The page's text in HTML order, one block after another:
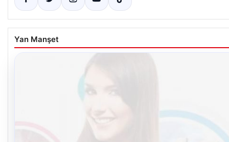
Yan Manşet